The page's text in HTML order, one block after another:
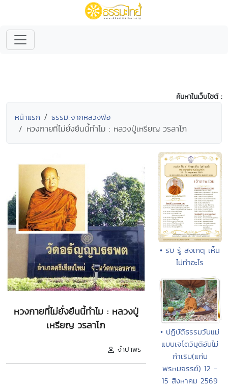
ค้นหาในเว็บไซต์ :
หน้าแรก ธรรมะจากหลวงพ่อ
หวงกายที่ไม่ยั่งยืนนี้ทำไม : หลวงปู่เหรียญ วรลาโภ
หวงกายที่ไม่ยั่งยืนนี้ทำไม : หลวงปู่
เหรียญ วรลาโภ
จำปาพร
• รับ รู้ สังเกตุ เห็น
ไม่ทำอะไร
• ปฏิบัติธรรมวันแม่
แบบเจโตวิมุติอันไม่
กำเริบ(แก่น
พรหมจรรย์) 12 -
15 สิงหาคม 2569